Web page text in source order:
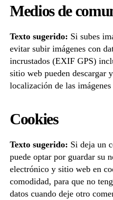
Medios de
Texto sugerido: Si subes
evitar subir imágenes con
incrustados (EXIF GPS)
sitio web pueden descargar
localización de las
Cookies
Texto sugerido: Si deja un
puede optar por guardar su
electrónico y sitio web en
comodidad, para que no
datos cuando deje otro